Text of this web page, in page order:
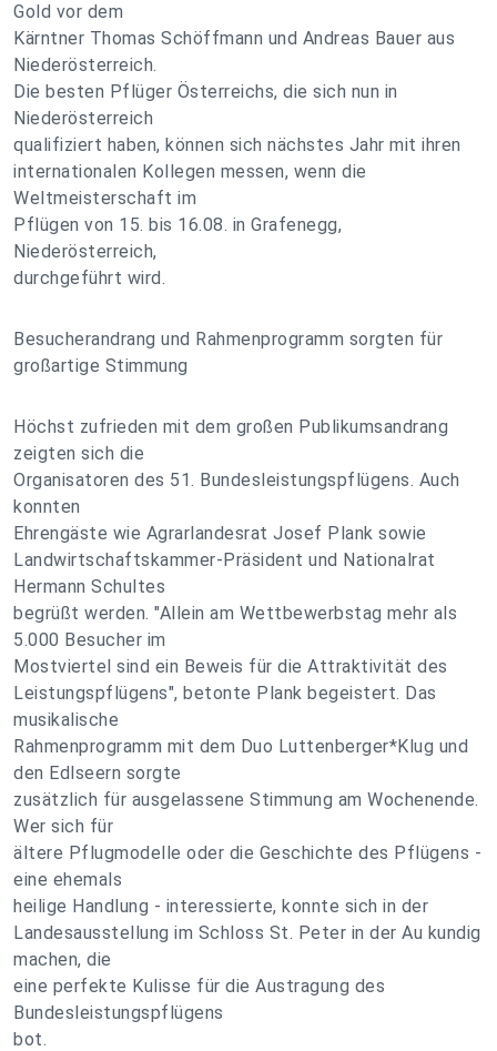
Gold vor dem
Kärntner Thomas Schöffmann und Andreas Bauer aus
Niederösterreich.
Die besten Pflüger Österreichs, die sich nun in
Niederösterreich
qualifiziert haben, können sich nächstes Jahr mit ihren
internationalen Kollegen messen, wenn die
Weltmeisterschaft im
Pflügen von 15. bis 16.08. in Grafenegg,
Niederösterreich,
durchgeführt wird.
Besucherandrang und Rahmenprogramm sorgten für
großartige Stimmung
Höchst zufrieden mit dem großen Publikumsandrang
zeigten sich die
Organisatoren des 51. Bundesleistungspflügens. Auch
konnten
Ehrengäste wie Agrarlandesrat Josef Plank sowie
Landwirtschaftskammer-Präsident und Nationalrat
Hermann Schultes
begrüßt werden. "Allein am Wettbewerbstag mehr als
5.000 Besucher im
Mostviertel sind ein Beweis für die Attraktivität des
Leistungspflügens", betonte Plank begeistert. Das
musikalische
Rahmenprogramm mit dem Duo Luttenberger*Klug und
den Edlseern sorgte
zusätzlich für ausgelassene Stimmung am Wochenende.
Wer sich für
ältere Pflugmodelle oder die Geschichte des Pflügens -
eine ehemals
heilige Handlung - interessierte, konnte sich in der
Landesausstellung im Schloss St. Peter in der Au kundig
machen, die
eine perfekte Kulisse für die Austragung des
Bundesleistungspflügens
bot.